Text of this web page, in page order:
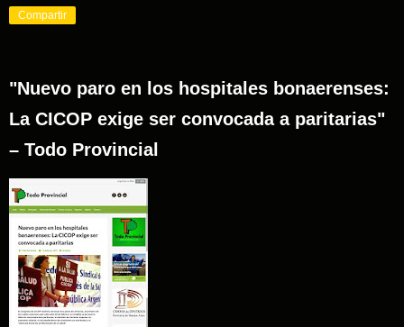
Compartir
"Nuevo paro en los hospitales bonaerenses:
La CICOP exige ser convocada a paritarias"
– Todo Provincial